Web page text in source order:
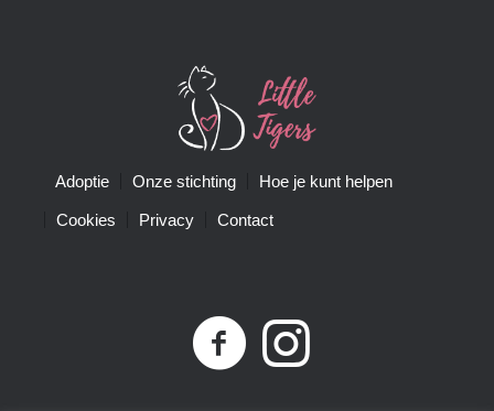
Adoptie Onze stichting Hoe je kunt helpen
Cookies Privacy Contact